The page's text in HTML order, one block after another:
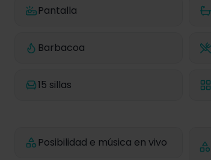
Pantalla
Barbacoa
15 sillas
Posibilidad e música en vivo